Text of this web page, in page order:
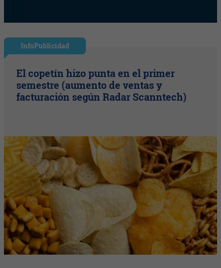
InfoPublicidad
El copetín hizo punta en el primer
semestre (aumento de ventas y
facturación según Radar Scanntech)